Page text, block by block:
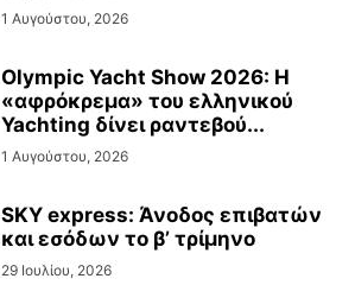
1 Αυγούστου, 2026
Olympic Yacht Show 2026: Η
«αφρόκρεμα» του ελληνικού
Yachting δίνει ραντεβού...
1 Αυγούστου, 2026
SKY express: Άνοδος επιβατών
και εσόδων το β’ τρίμηνο
29 Ιουλίου, 2026